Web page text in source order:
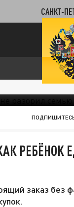
САНКТ-
РЕБЁНОК
заказ без